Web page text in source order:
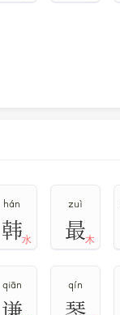
hán
韩水
zuì
最木
qiān qín